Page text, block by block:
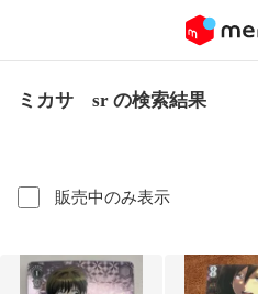
ミカサ sr の検索結果
販売中のみ表示